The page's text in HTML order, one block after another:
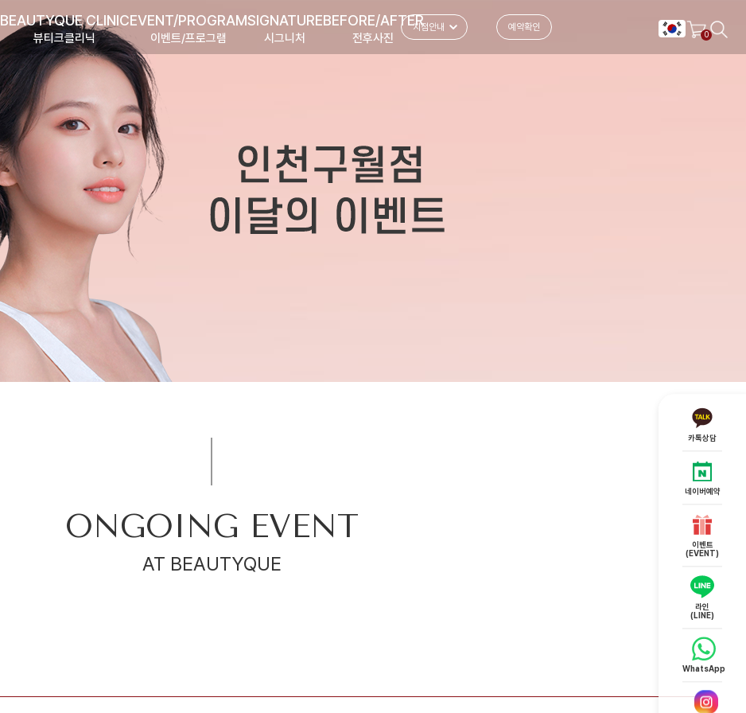
BEAUTYQUE CLINIC
뷰티크클리닉
EVENT/PROGRAM
이벤트/프로그램
SIGNATURE
시그니처
BEFORE/AFTER
전후사진
지점안내 예약확인
0
ONGOING EVENT
AT BEAUTYQUE
카톡상담
네이버예약
이벤트
(EVENT)
라인
(LINE)
WhatsApp
CONSULTATION
뷰티크의원 인천구월점
뷰티크의원 카카오톡 플러스친구 추가하시면,
빠른 실시간 카톡상담을 받으실 수 있습니다.